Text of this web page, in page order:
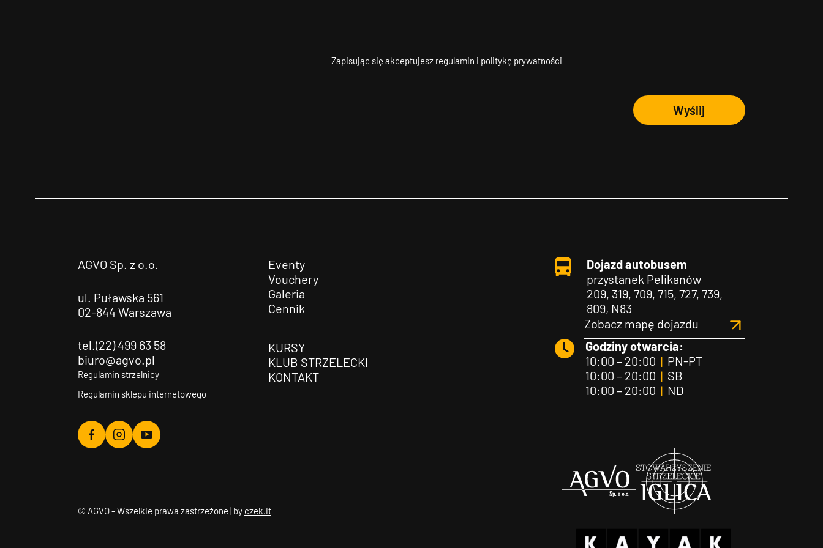
Zapisując się akceptujesz regulamin i politykę prywatności
Wyślij
AGVO Sp. z o.o.
ul. Puławska 561
02-844 Warszawa
tel.(22) 499 63 58
biuro@agvo.pl
Regulamin strzelnicy
Regulamin sklepu internetowego
Agvo
Agvo
Agvo
Eventy
Vouchery
Galeria
Cennik
KURSY
KLUB STRZELECKI
KONTAKT
Dojazd autobusem
przystanek Pelikanów
209, 319, 709, 715, 727, 739,
809, N83
Zobacz mapę dojazdu
Godziny otwarcia:
10:00 – 20:00 |PN-PT
10:00 – 20:00 |SB
10:00 – 20:00 |ND
© AGVO - Wszelkie prawa zastrzeżone | by czek.it
Agvo Iglica